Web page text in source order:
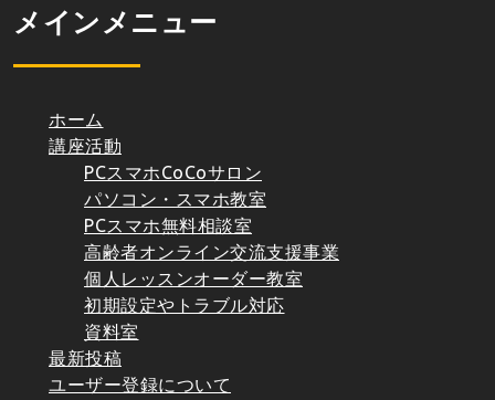
メインメニュー
ホーム
講座活動
PCスマホCoCoサロン
パソコン・スマホ教室
PCスマホ無料相談室
高齢者オンライン交流支援事業
個人レッスンオーダー教室
初期設定やトラブル対応
資料室
最新投稿
ユーザー登録について